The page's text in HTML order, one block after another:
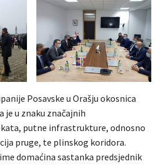
Posavske u Orašju okosnica
je u znaku značajnih
putne infrastrukture, odnosno
pruge, te plinskog koridora.
domaćina sastanka predsjednik